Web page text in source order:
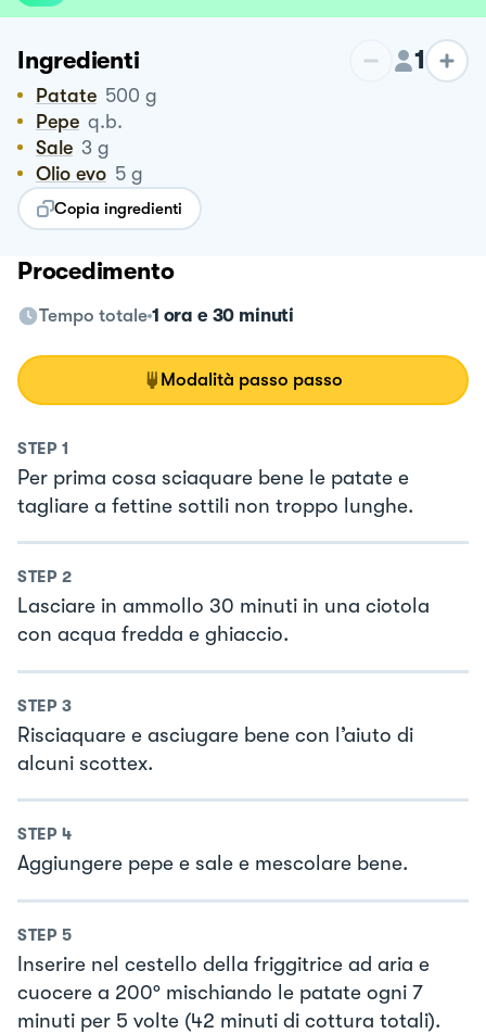
Ingredienti 1
Patate 500 g
Pepe q.b.
Sale 3 g
Olio evo 5 g
Copia ingredienti
Procedimento
Tempo totale 1 ora e 30 minuti
Modalità passo passo
STEP 1
Per prima cosa sciaquare bene le patate e
tagliare a fettine sottili non troppo lunghe.
STEP 2
Lasciare in ammollo 30 minuti in una ciotola
con acqua fredda e ghiaccio.
STEP 3
Risciaquare e asciugare bene con l’aiuto di
alcuni scottex.
STEP 4
Aggiungere pepe e sale e mescolare bene.
STEP 5
Inserire nel cestello della friggitrice ad aria e
cuocere a 200° mischiando le patate ogni 7
minuti per 5 volte (42 minuti di cottura totali).